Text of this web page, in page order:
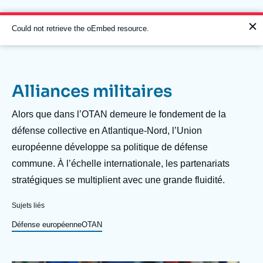
au
contenu
principal
Navigation
principale
L'Ifri
Analyses
Événements
À propos de l'Ifri
L'Ifri en bref
Recherches fréquentes
Message
d'erreur
Could not retrieve the oEmbed resource.
Alliances militaires
Description
Alors que dans l’OTAN demeure le fondement de la
défense collective en Atlantique-Nord, l’Union
européenne développe sa politique de défense
commune. À l’échelle internationale, les partenariats
stratégiques se multiplient avec une grande fluidité.
Sujets liés
Défense européenneOTAN